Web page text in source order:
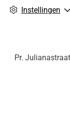
Instellingen
Pr. Julianastraat